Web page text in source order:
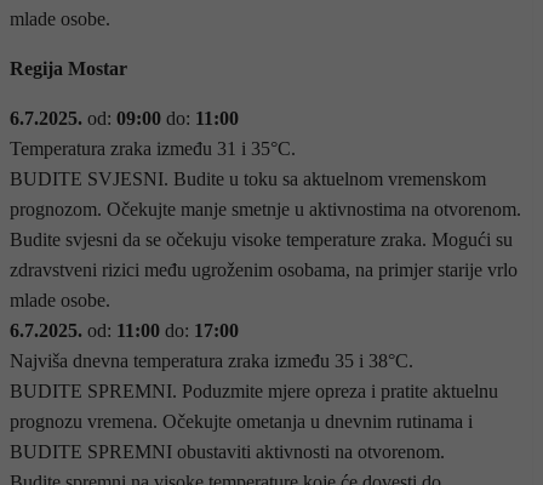
mlade osobe.
Regija Mostar
6.7.2025. od: 09:00 do: 11:00
Temperatura zraka između 31 i 35°C.
BUDITE SVJESNI. Budite u toku sa aktuelnom vremenskom
prognozom. Očekujte manje smetnje u aktivnostima na otvorenom.
Budite svjesni da se očekuju visoke temperature zraka. Mogući su
zdravstveni rizici među ugroženim osobama, na primjer starije vrlo
mlade osobe.
6.7.2025. od: 11:00 do: 17:00
Najviša dnevna temperatura zraka između 35 i 38°C.
BUDITE SPREMNI. Poduzmite mjere opreza i pratite aktuelnu
prognozu vremena. Očekujte ometanja u dnevnim rutinama i
BUDITE SPREMNI obustaviti aktivnosti na otvorenom.